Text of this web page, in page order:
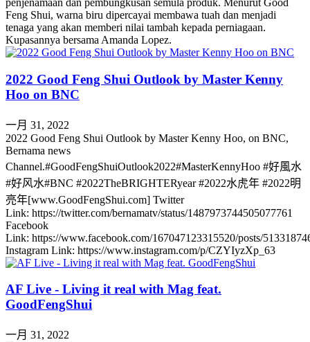
penjenamaan dan pembungkusan semula produk. Menurut Good
Feng Shui, warna biru dipercayai membawa tuah dan menjadi
tenaga yang akan memberi nilai tambah kepada perniagaan.
Kupasannya bersama Amanda Lopez.
2022 Good Feng Shui Outlook by Master Kenny
Hoo on BNC
一月 31, 2022
2022 Good Feng Shui Outlook by Master Kenny Hoo, on BNC,
Bernama news
Channel.#GoodFengShuiOutlook2022#MasterKennyHoo #好風水
#好风水#BNC #2022TheBRIGHTERyear #2022水虎年 #2022明
亮年[www.GoodFengShui.com] Twitter
Link: https://twitter.com/bernamatv/status/1487973744505077761
Facebook
Link: https://www.facebook.com/167047123315520/posts/
Instagram Link: https://www.instagram.com/p/CZYIyzXp_63
AF Live - Living it real with Mag feat.
GoodFengShui
一月 31, 2022